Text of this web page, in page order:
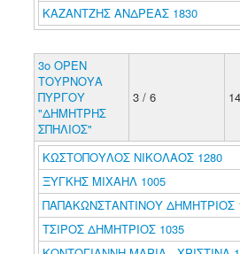
ΚΑΖΑΝΤΖΗΣ ΑΝΔΡΕΑΣ 1830
3ο ΟΡΕΝ
ΤΟΥΡΝΟΥΑ
ΠΥΡΓΟΥ
"ΔΗΜΗΤΡΗΣ
ΣΠΗΛΙΟΣ"
3 / 6
ΚΩΣΤΟΠΟΥΛΟΣ ΝΙΚΟΛΑΟΣ 1280
ΞΥΓΚΗΣ ΜΙΧΑΗΛ 1005
ΠΑΠΑΚΩΝΣΤΑΝΤΙΝΟΥ ΔΗΜΗΤΡΙΟΣ
ΤΣΙΡΟΣ ΔΗΜΗΤΡΙΟΣ 1035